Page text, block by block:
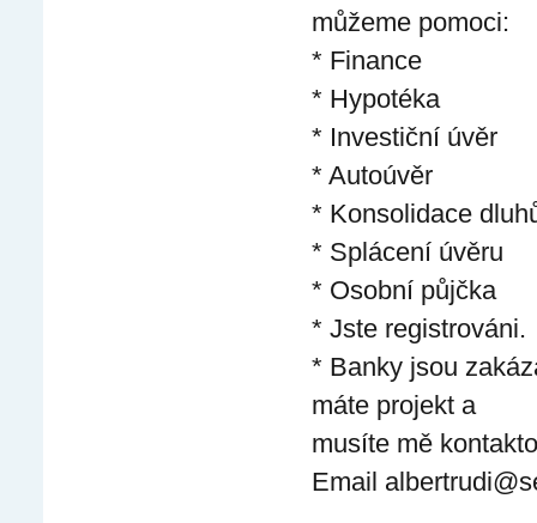
můžeme pomoci:
* Finance
* Hypotéka
* Investiční úvěr
* Autoúvěr
* Konsolidace
* Splácení úvěru
* Osobní půjčka
* Jste registrováni.
* Banky jsou
máte projekt a
musíte mě
Email